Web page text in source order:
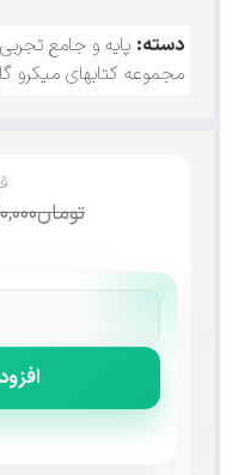
دسته: پایه و جامع تجربی
مجموعه کتابهای میکرو
تومان